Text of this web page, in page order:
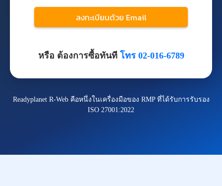
หรือ ต้องการซื้อทันที โทร 02-016-6789
Readyplanet R-Web คือหนึ่งในเครื่องมือของ RMP ที่ได้รับการรับรอง
ISO 27001:2022